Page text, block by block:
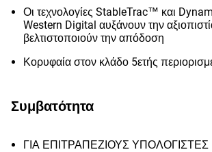
Οι τεχνολογίες StableTrac™ και
Western Digital αυξάνουν την
βελτιστοποιούν την απόδοση
Κορυφαία στον κλάδο 5ετής
Συμβατότητα
ΓΙΑ ΕΠΙΤΡΑΠΕΖΙΟΥΣ ΥΠΟΛΟΓΙΣΤΕΣ